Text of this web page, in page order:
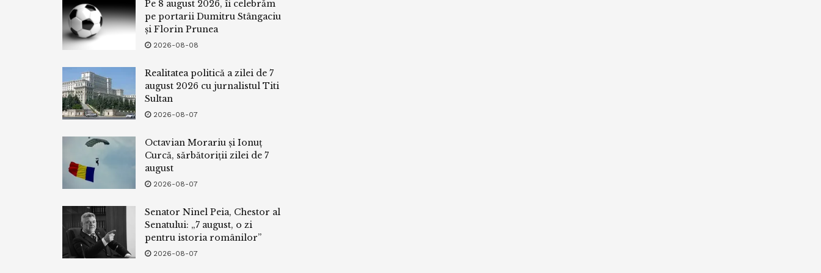
Pe 8 august 2026, îi celebrăm
pe portarii Dumitru Stângaciu
și Florin Prunea
2026-08-08
Realitatea politică a zilei de 7
august 2026 cu jurnalistul Titi
Sultan
2026-08-07
Octavian Morariu și Ionuț
Curcă, sărbătoriții zilei de 7
august
2026-08-07
Senator Ninel Peia, Chestor al
Senatului: „7 august, o zi
pentru istoria românilor”
2026-08-07